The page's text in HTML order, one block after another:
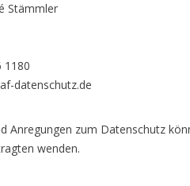
Stämmler
1180
datenschutz.de
Anregungen zum Datenschutz
wenden.